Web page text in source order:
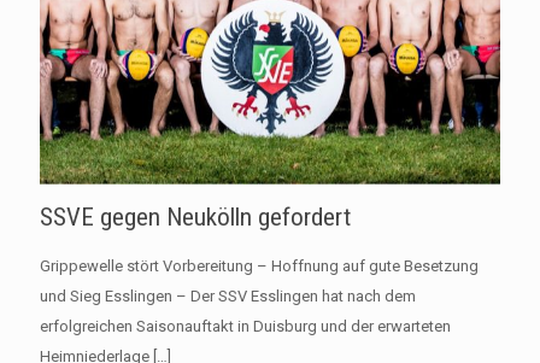
SSVE gegen Neukölln gefordert
Grippewelle stört Vorbereitung – Hoffnung auf gute Besetzung
und Sieg Esslingen – Der SSV Esslingen hat nach dem
erfolgreichen Saisonauftakt in Duisburg und der erwarteten
Heimniederlage […]